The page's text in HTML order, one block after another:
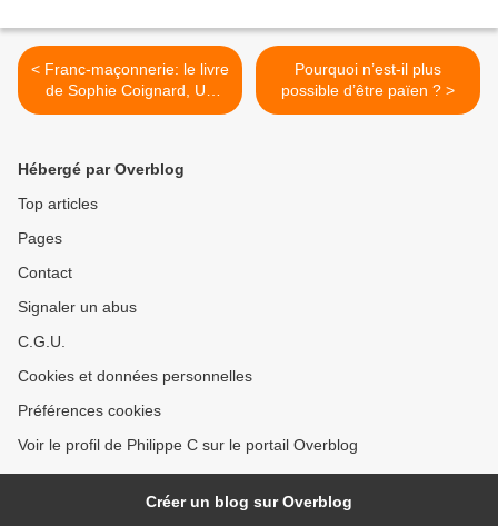
< Franc-maçonnerie: le livre
de Sophie Coignard, Un
Etat dans l'Etat
Pourquoi n’est-il plus
possible d’être païen ? >
Hébergé par Overblog
Top articles
Pages
Contact
Signaler un abus
C.G.U.
Cookies et données personnelles
Préférences cookies
Voir le profil de Philippe C sur le portail Overblog
Créer un blog sur Overblog